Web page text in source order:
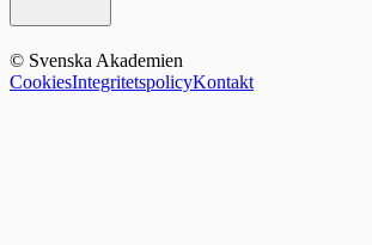
© Svenska Akademien
CookiesIntegritetspolicyKontakt